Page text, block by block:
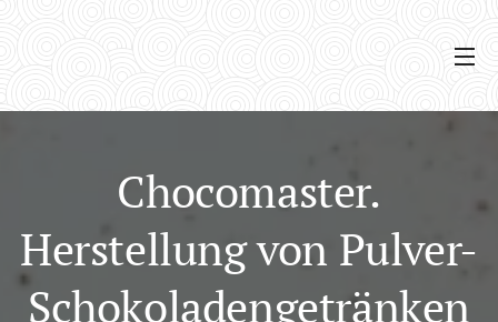
Chocomaster.
Herstellung von Pulver-
Schokoladengetränken